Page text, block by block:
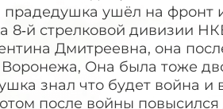
прадедушка ушёл на фронт
8‑й стрелковой дивизии
Дмитреевна, она
Она была тоже
знал что будет война
после войны